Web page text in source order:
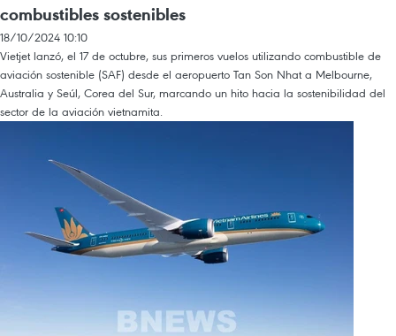
combustibles sostenibles
18/10/2024 10:10
Vietjet lanzó, el 17 de octubre, sus primeros vuelos utilizando combustible de
aviación sostenible (SAF) desde el aeropuerto Tan Son Nhat a Melbourne,
Australia y Seúl, Corea del Sur, marcando un hito hacia la sostenibilidad del
sector de la aviación vietnamita.